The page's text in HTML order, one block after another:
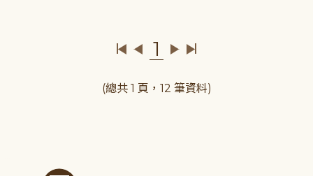
1
(總共 1 頁，12 筆資料)